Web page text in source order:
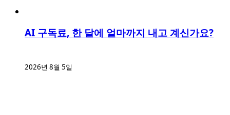
AI 구독료, 한 달에 얼마까지 내고 계신가요?
2026년 8월 5일